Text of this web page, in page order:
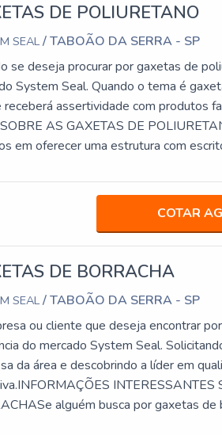
DE POLIURETANO
SEAL/ TABOÃO DA SERRA - SP
se deseja procurar por gaxetas de
System Seal. Quando o tema é
receberá assertividade com produtos
AS GAXETAS DE
em oferecer uma estrutura com
COTAR
DE BORRACHA
SEAL/ TABOÃO DA SERRA - SP
ou cliente que deseja encontrar
do mercado System Seal.
da área e descobrindo a líder em
INTERESSANTES
alguém busca por gaxetas de